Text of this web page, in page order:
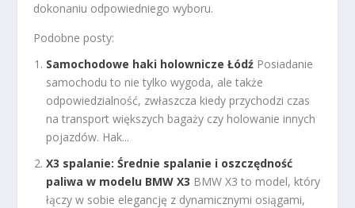
dokonaniu odpowiedniego wyboru.
Podobne posty:
Samochodowe haki holownicze Łódź Posiadanie
samochodu to nie tylko wygoda, ale także
odpowiedzialność, zwłaszcza kiedy przychodzi czas
na transport większych bagaży czy holowanie innych
pojazdów. Hak...
X3 spalanie: Średnie spalanie i oszczędność
paliwa w modelu BMW X3 BMW X3 to model, który
łączy w sobie elegancję z dynamicznymi osiągami,